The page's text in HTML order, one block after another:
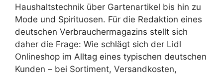
Haushaltstechnik über Gartenartikel bis hin zu
Mode und Spirituosen. Für die Redaktion eines
deutschen Verbrauchermagazins stellt sich
daher die Frage: Wie schlägt sich der Lidl
Onlineshop im Alltag eines typischen deutschen
Kunden – bei Sortiment, Versandkosten,